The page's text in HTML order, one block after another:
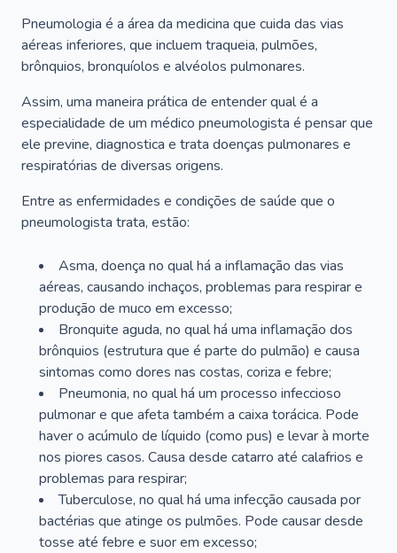
Pneumologia é a área da medicina que cuida das vias
aéreas inferiores, que incluem traqueia, pulmões,
brônquios, bronquíolos e alvéolos pulmonares.
Assim, uma maneira prática de entender qual é a
especialidade de um médico pneumologista é pensar que
ele previne, diagnostica e trata doenças pulmonares e
respiratórias de diversas origens.
Entre as enfermidades e condições de saúde que o
pneumologista trata, estão:
Asma, doença no qual há a inflamação das vias
aéreas, causando inchaços, problemas para respirar e
produção de muco em excesso;
Bronquite aguda, no qual há uma inflamação dos
brônquios (estrutura que é parte do pulmão) e causa
sintomas como dores nas costas, coriza e febre;
Pneumonia, no qual há um processo infeccioso
pulmonar e que afeta também a caixa torácica. Pode
haver o acúmulo de líquido (como pus) e levar à morte
nos piores casos. Causa desde catarro até calafrios e
problemas para respirar;
Tuberculose, no qual há uma infecção causada por
bactérias que atinge os pulmões. Pode causar desde
tosse até febre e suor em excesso;